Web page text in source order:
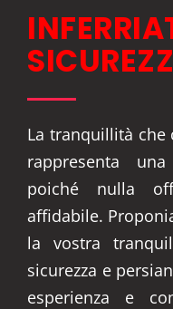
La tranquillità che
rappresenta
poiché nulla
affidabile.
la vostra
sicurezza e
esperienza e